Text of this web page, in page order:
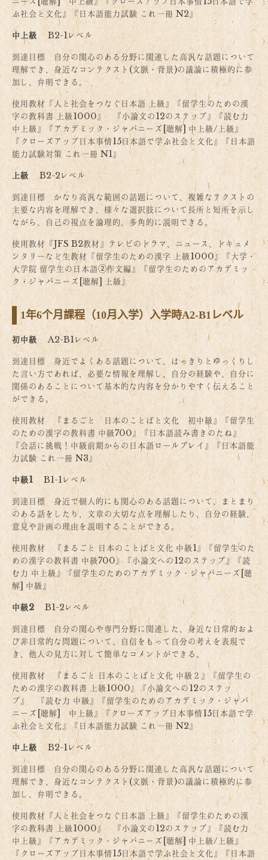
ぶ社会と文化』『日本語能力試験 これ一冊 N2』
中上級 B2-1レベル
到達目標 自分の関心のある分野に関連した高汎な話題について
理解でき、身近なコンテクスト(文脈・背景)の議論に積極的に参
加し、弁明できる。
使用教材『人と社会をつなぐ日本語 上級』『留学生のための漢
字の教科書 上級1000』 『小論文の12のステップ』『読む力
中上級』『アカデミック・ジャパニーズ[聴解] 中上級/上級』
『クローズアップ日本事情15日本語で学ぶ社会と文化』『日本語
能力試験対策 これ一冊 N1』
上級 B2-2レベル
到達目標 かなり高汎な範囲の話題について、複雑なテクストの
主要な内容を理解でき、様々な選択肢について長所と短所を示し
ながら、自己の視点を論理的、多角的に説明できる。
使用教材『JFS B2教材』テレビのドラマ、ニュース、ドキュメ
ンタリーなど生教材『留学生のための漢字 上級1000』『大学・
大学院 留学生の日本語➁作文編』『留学生のためのアカデミッ
ク・ジャパニーズ[聴解] 上級』
1年6个月課程（10月入学）入学時A2-B1レベル
初中級A2-B1レベル
到達目標 身近でよくある話題について、はっきりとゆっくりし
た言い方であれば、必要な情報を理解し、自分の経験や、自分に
関係のあることについて基本的な内容を分かりやすく伝えること
ができる。
使用教材 『まるごと 日本のことばと文化 初中級』『留学生
のための漢字の教科書 中級700』『日本語読み書きのたね』
『会話に挑戦！中級前期からの日本語ロールプレイ』『日本語能
力試験 これ一冊 N3』
中級1B1-1レベル
到達目標 身近で個人的にも関心のある話題について、まとまり
のある話をしたり、文章の大切な点を理解したり、自分の経験、
意見や計画の理由を説明することができる。
使用教材 『まるごと 日本のことばと文化 中級1』『留学生のた
めの漢字の教科書 中級700』『小論文への12のステップ』『読
む力 中上級』『留学生のためのアカデミック・ジャパニーズ[聴
解] 中級』
中級2
B1-2レベル
到達目標 自分の関心や専門分野に関連した、身近な日常的およ
び非日常的な問題について、自信をもって自分の考えを表現で
き、他人の見方に対して簡単なコメントができる。
使用教材 『まるごと 日本のことばと文化 中級２』『留学生の
ための漢字の教科書 上級1000』『小論文への12のステッ
プ』 『読む力 中級』『留学生のためのアカデミック・ジャパ
ニーズ[聴解] 中上級』『クローズアップ日本事情15日本語で学
ぶ社会と文化』『日本語能力試験 これ一冊 N2』
中上級B2-1レベル
到達目標 自分の関心のある分野に関連した高汎な話題について
理解でき、身近なコンテクスト(文脈・背景)の議論に積極的に参
加し、弁明できる。
使用教材『人と社会をつなぐ日本語 上級』『留学生のための漢
字の教科書 上級1000』 『小論文の12のステップ』『読む力
中上級』『アカデミック・ジャパニーズ[聴解] 中上級/上級』
『クローズアップ日本事情15日本語で学ぶ社会と文化』『日本語